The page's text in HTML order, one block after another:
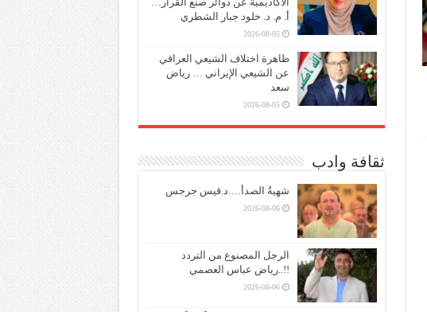
أ. م. د. خلود جبار الشطري
2026-08-05
ظاهرة اختلاف الشيعي العراقي
عن الشيعي الإيراني … رياض
سعد
2026-08-05
ثقافة وادب
شهيةُ الصدأ….د.قيس جرجس
2026-08-06
الرجل المصنوع من التردد
!!..رياض عباس العصمي
2026-08-06